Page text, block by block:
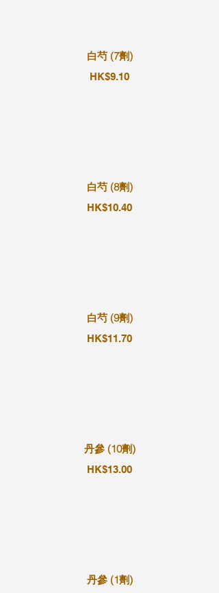
白芍 (7劑)
HK$9.10
白芍 (8劑)
HK$10.40
白芍 (9劑)
HK$11.70
丹參 (10劑)
HK$13.00
丹參 (1劑)